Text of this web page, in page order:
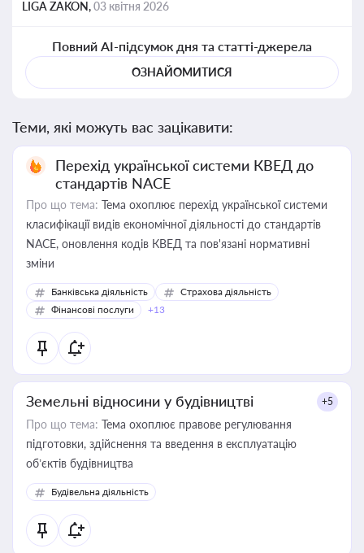
LIGA ZAKON,03 квітня 2026
Повний AI-підсумок дня та статті-джерела
ОЗНАЙОМИТИСЯ
Теми, які можуть вас зацікавити:
Перехід української системи КВЕД до
стандартів NACE
Про що тема: Тема охоплює перехід української системи
класифікації видів економічної діяльності до стандартів
NACE, оновлення кодів КВЕД та пов'язані нормативні
зміни
Банківська діяльність
Страхова діяльність
Фінансові послуги
+13
Земельні відносини у будівництві +5
Про що тема: Тема охоплює правове регулювання
підготовки, здійснення та введення в експлуатацію
об’єктів будівництва
Будівельна діяльність